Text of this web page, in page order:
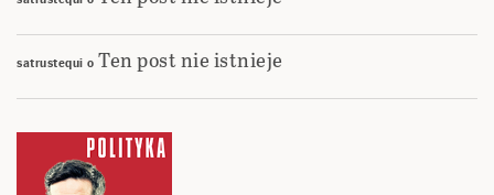
satrustequi o Ten post nie istnieje